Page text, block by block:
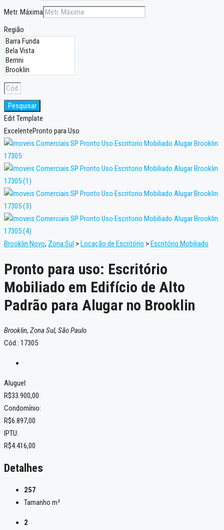
Metr. Máxima
Região
Pesquisar
Edit Template
ExcelentePronto para Uso
Brooklin Novo, Zona Sul >Locação de Escritório >Escritório Mobiliado
Pronto para uso: Escritório
Mobiliado em Edifício de Alto
Padrão para Alugar no Brooklin
Brooklin, Zona Sul, São Paulo
Cód.: 17305
Aluguel:
R$33.900,00
Condomínio:
R$6.897,00
IPTU:
R$4.416,00
Detalhes
257
Tamanho m²
2